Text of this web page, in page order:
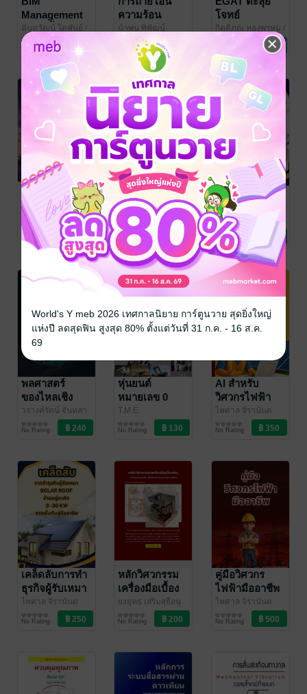
Management
101 ปูพื้นฐานสู่
การบริหารงาน
ก่อสร้างยุคใหม่
ฉันทวัฒน์ โตพันธ์ /
วรุณกานต์
วิศวกรรมศาสตร์
No Rating
ความร้อน
นำพน พิพัฒน์
ไพบูลย์/ นักวิจัยเนื้อ
วิศวกรรมศาสตร์
No Rating
โจทย์
กิตติภณ ทองพรหม /
EET by TutorOz
วิศวกรรมศาสตร์
5 Rating
การควบคุมและ
การประยุกต์ใช้
งานเอซีไดร์ฟ
ศิวะ หงษ์นภา/ The
Policy Space
วิศวกรรมศาสตร์
No Rating
หลักการและ
การประยุกต์ใช้
งานดีซีไดร์ฟ
ศิวะ หงษ์นภา
/ The
Policy Space
วิศวกรรมศาสตร์
No Rating
How to Start
and Grow a
Solar Rooftop
Business :
From
Beginner to
Professional
paisan jiranuntarat
/ zeroenergy
วิศวกรรมศาสตร์
No Rating
พลศาสตร์
ของไหลเชิง
คำนวณ (CFD):
ความรู้ที่จำเป็น
สำหรับวิศวกร
วรางค์รัตน์ จันทสา
วิศวกรรมศาสตร์
No Rating
หุ่นยนต์
หมายเลข 0
(Robots No. 0)
T.M.E.
วิศวกรรมศาสตร์
No Rating
AI สำหรับ
วิศวกรไฟฟ้า
และโซลาร์
ไพศาล จิรานันต
/ zeroenergy
วิศวกรรมศาสตร์
No Rating
เคล็ดลับการทำ
ธุรกิจผู้รับเหมา
Solar Roof
บ้านอยู่อาศัย 3–
30 kW จากเริ่ม
ไพศาล จิรานันต
/ zeroenergy
วิศวกรรมศาสตร์
No Rating
หลักวิศวกรรม
เครื่องมือเบื้อง
ต้น: การ
ออกแบบจิก,
ฟิกซ์เจอร์และเก
ยงยุทธ เสริมสุธีอนุ
วิศวกรรมศาสตร์
No Rating
คู่มือวิศวกร
ไฟฟ้ามืออาชีพ
ไพศาล จิรานันต
/ zeroenergy
วิศวกรรมศาสตร์
No Rating
World's Y meb 2026 เทศกาลนิยาย การ์ตูนวาย สุดยิ่งใหญ่
แห่งปี ลดสุดฟิน สูงสุด 80% ตั้งแต่วันที่ 31 ก.ค. - 16 ส.ค.
69